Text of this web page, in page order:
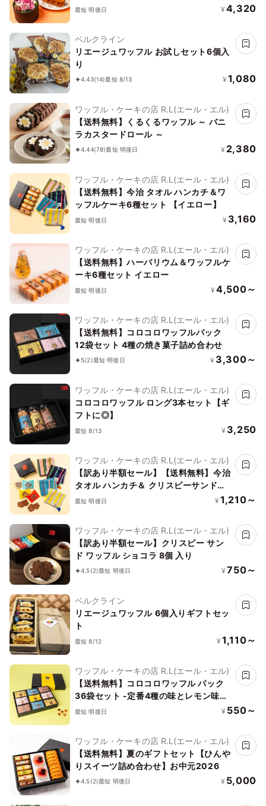
最短 明後日 ¥ 4,320
ベルクライン
リエージュワッフル お試しセット6個入
り
4.43(14)最短 8/13 ¥ 1,080
ワッフル・ケーキの店 R.L(エール・エル)
【送料無料】くるくるワッフル ～ バニ
ラカスタードロール ～
4.44(78)最短 明後日 ¥ 2,380
ワッフル・ケーキの店 R.L(エール・エル)
【送料無料】今治 タオル ハンカチ＆ワ
ッフルケーキ6種セット 【イエロー】
最短 明後日 ¥ 3,160
ワッフル・ケーキの店 R.L(エール・エル)
【送料無料】ハーバリウム＆ワッフルケ
ーキ6種セット イエロー
最短 明後日 ¥ 4,500～
ワッフル・ケーキの店 R.L(エール・エル)
【送料無料】コロコロワッフルパック
12袋セット 4種の焼き菓子詰め合わせ
5(2)最短 明後日 ¥ 3,300～
ワッフル・ケーキの店 R.L(エール・エル)
コロコロワッフル ロング3本セット【ギ
フトに◎】
最短 8/13 ¥ 3,250
ワッフル・ケーキの店 R.L(エール・エル)
【訳あり半額セール】【送料無料】今治
タオル ハンカチ＆ クリスピーサンドワ
ッフル セット【イエロー】
最短 明後日 ¥ 1,210～
ワッフル・ケーキの店 R.L(エール・エル)
【訳あり半額セール】クリスピー サン
ド ワッフル ショコラ 8個 入り
4.5(2)最短 明後日 ¥ 750～
ベルクライン
リエージュワッフル 6個入りギフトセッ
ト
最短 8/12 ¥ 1,110～
ワッフル・ケーキの店 R.L(エール・エル)
【送料無料】コロコロワッフル パック
36袋セット -定番4種の味とレモン味の
詰め合わせ- お中元2026
最短 明後日 ¥ 550～
ワッフル・ケーキの店 R.L(エール・エル)
【送料無料】夏のギフトセット【ひんや
りスイーツ詰め合わせ】お中元2026
4.5(2)最短 明後日 ¥ 5,000